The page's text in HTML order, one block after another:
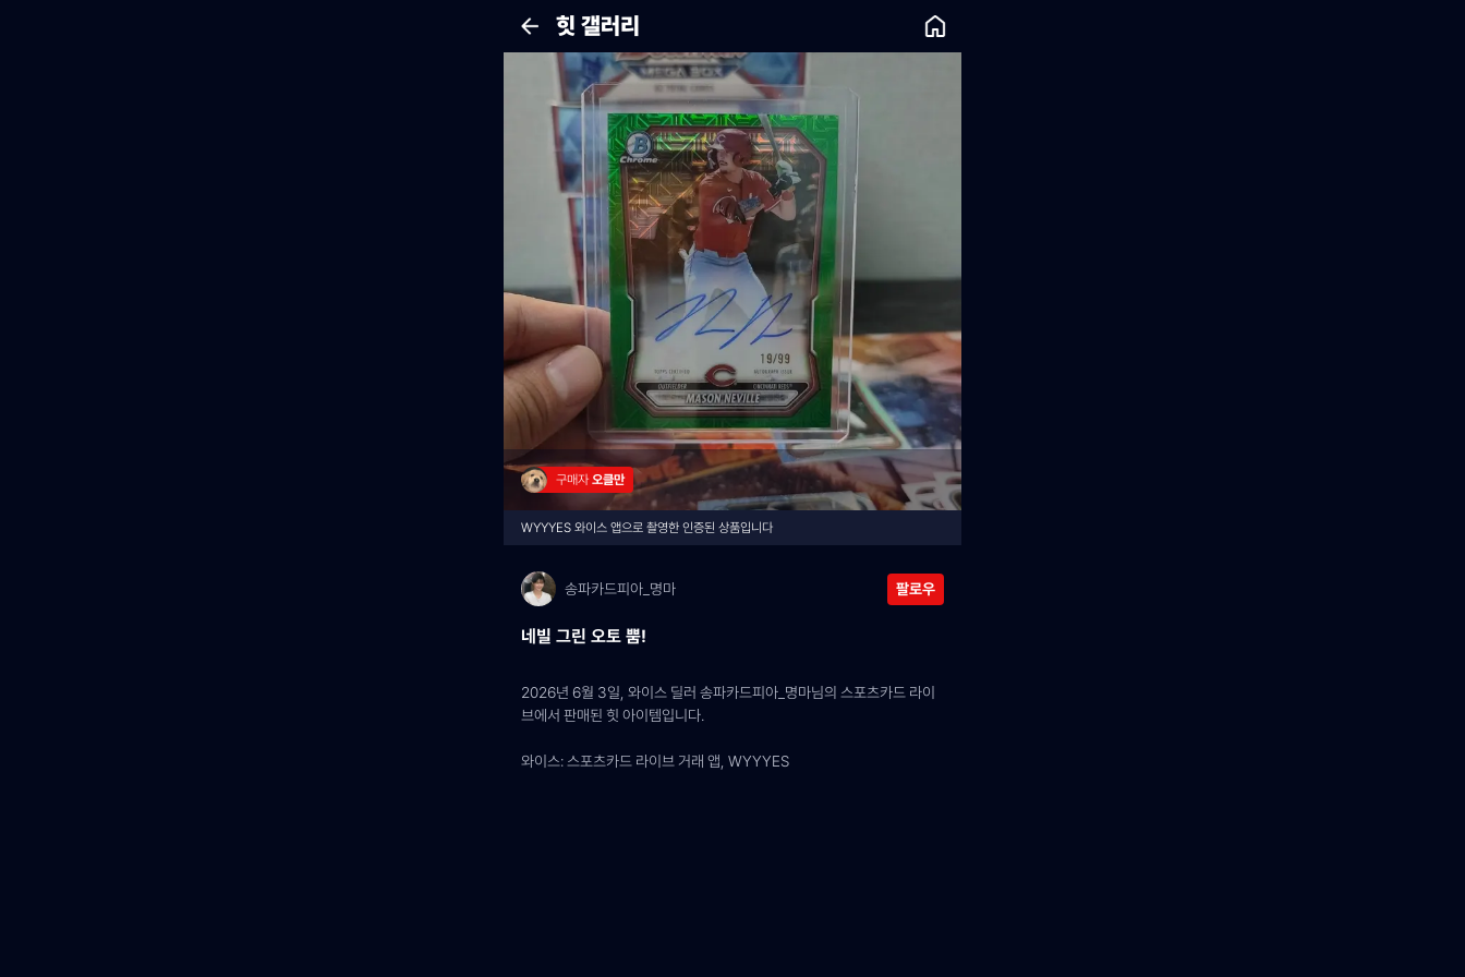
힛 갤러리
구매자 오클만
WYYYES 와이스 앱으로 촬영한 인증된 상품입니다
송파카드피아_명마 팔로우
네빌 그린 오토 뿜!
2026년 6월 3일, 와이스 딜러 송파카드피아_명마님의 스포츠카드 라이
브에서 판매된 힛 아이템입니다.
와이스: 스포츠카드 라이브 거래 앱, WYYYES